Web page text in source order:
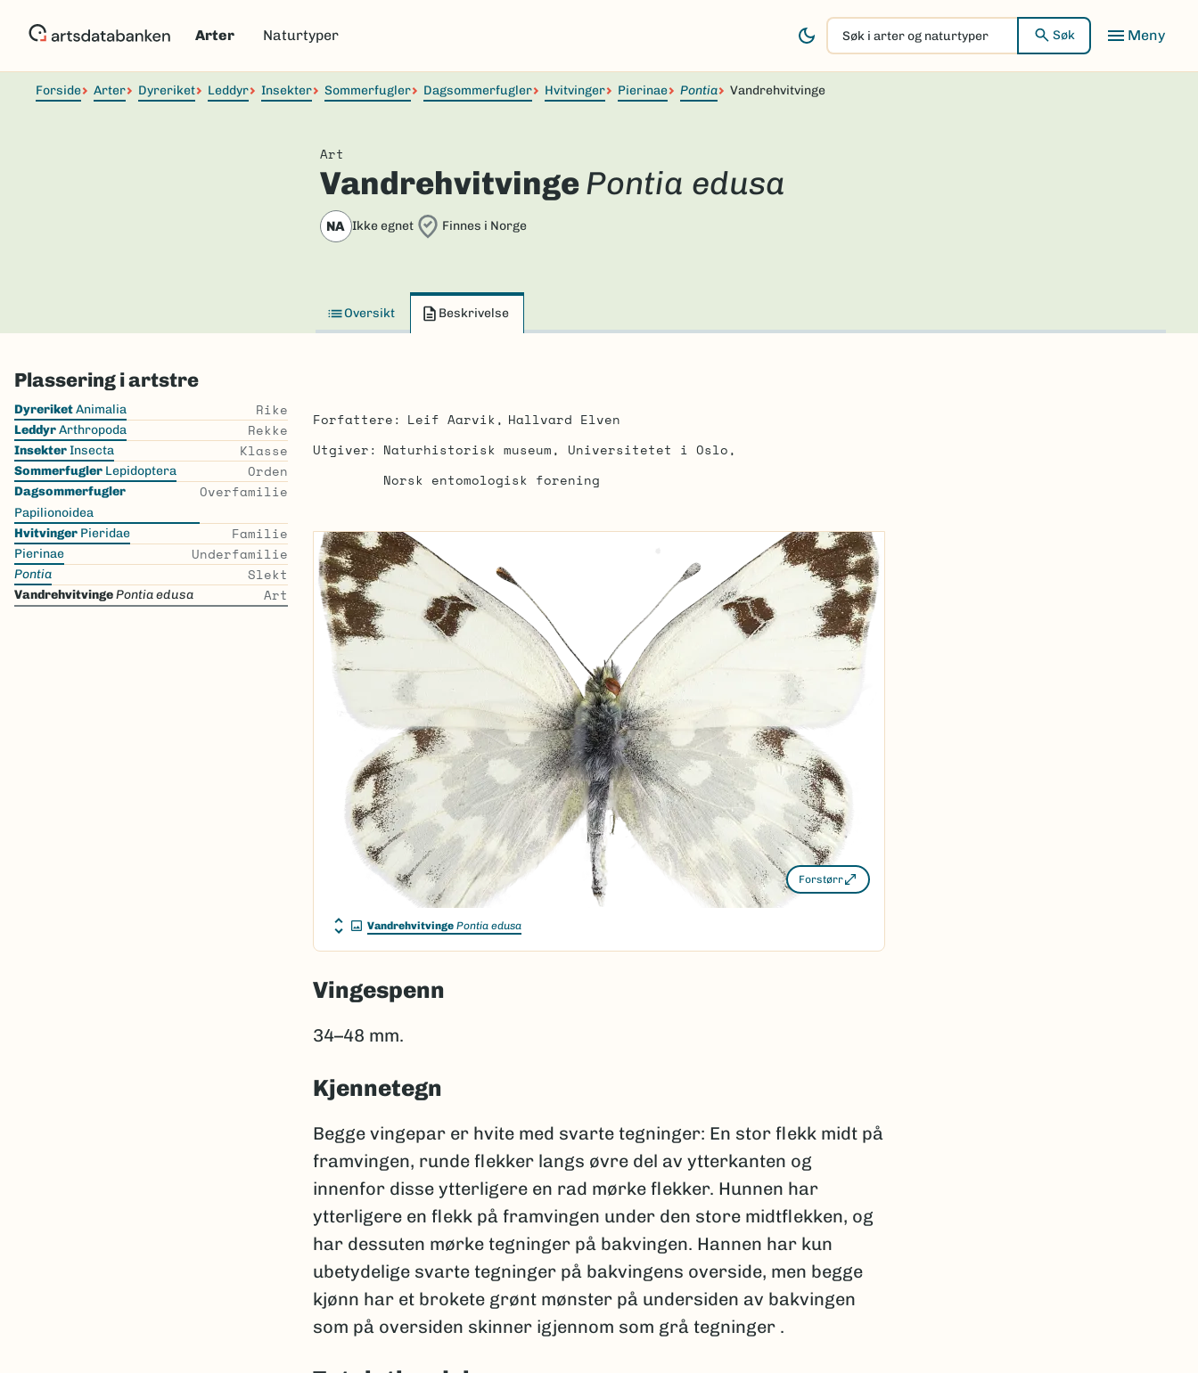
Arter Naturtyper
Søk
i
arter
Søk
Forside Arter Dyreriket Leddyr Insekter Sommerfugler Dagsommerfugler Hvitvinger Pierinae Pontia Vandrehvitvinge
Art
VandrehvitvingePontia edusa
NA Ikke egnet Finnes i Norge
Oversikt Beskrivelse
Plassering i artstre
Skip
the
list
DyreriketAnimalia Rike
LeddyrArthropoda Rekke
InsekterInsecta Klasse
Sommerfugler Lepidoptera Orden
Dagsommerfugler
Papilionoidea
Overfamilie
Hvitvinger Pieridae Familie
Pierinae Underfamilie
Pontia Slekt
VandrehvitvingePontia edusa Art
Forfattere Leif Aarvik
Hallvard Elven
Utgiver
Naturhistorisk museum, Universitetet i Oslo
Norsk entomologisk forening
Forstørr
Vandrehvitvinge Pontia edusa
Vingespenn
34–48 mm.
Kjennetegn
Begge vingepar er hvite med svarte tegninger: En stor flekk midt på
framvingen, runde flekker langs øvre del av ytterkanten og
innenfor disse ytterligere en rad mørke flekker. Hunnen har
ytterligere en flekk på framvingen under den store midtflekken, og
har dessuten mørke tegninger på bakvingen. Hannen har kun
ubetydelige svarte tegninger på bakvingens overside, men begge
kjønn har et brokete grønt mønster på undersiden av bakvingen
som på oversiden skinner igjennom som grå tegninger .